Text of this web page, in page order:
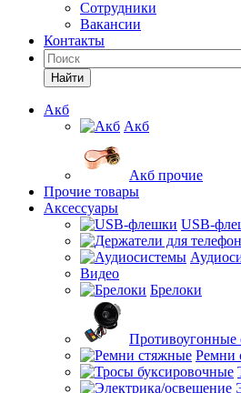
Сотрудники
Вакансии
Контакты
Найти
Акб
Акб
Акб прочие
Прочие товары
Аксессуары
USB-
Видео
Брелоки
Противоугонные
Ремни